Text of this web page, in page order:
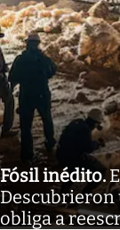
Fósil inédito.
Descubrieron
obliga a